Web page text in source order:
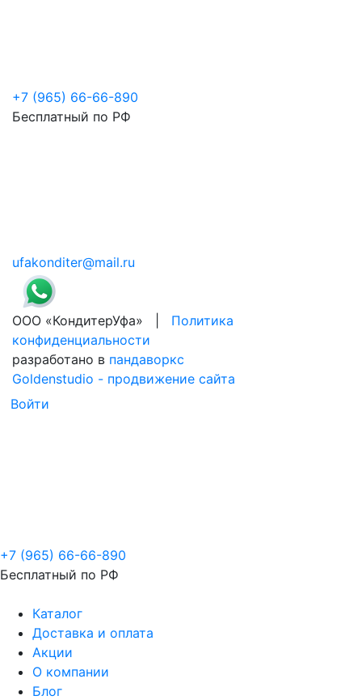
+7 (965) 66-66-890
Бесплатный по РФ
ufakonditer@mail.ru
ООО «КондитерУфа» | Политика
конфиденциальности
разработано в пандаворкс
Goldenstudio - продвижение сайта
Войти
+7 (965) 66-66-890
Бесплатный по РФ
Каталог
Доставка и оплата
Акции
О компании
Блог